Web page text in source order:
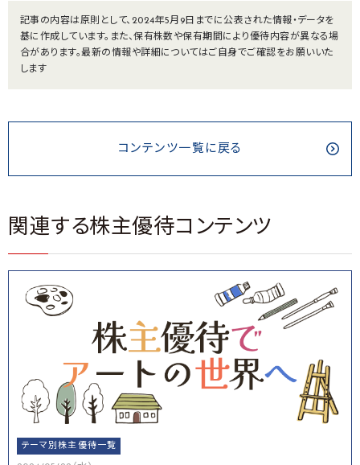
記事の内容は原則として、2024年5月9日までに公表された情報・データを
基に作成しています。また、保有株数や保有期間により優待内容が異なる場
合があります。最新の情報や詳細についてはご自身でご確認をお願いいた
します
コンテンツ一覧に戻る
関連する株主優待コンテンツ
テーマ別株主優待一覧